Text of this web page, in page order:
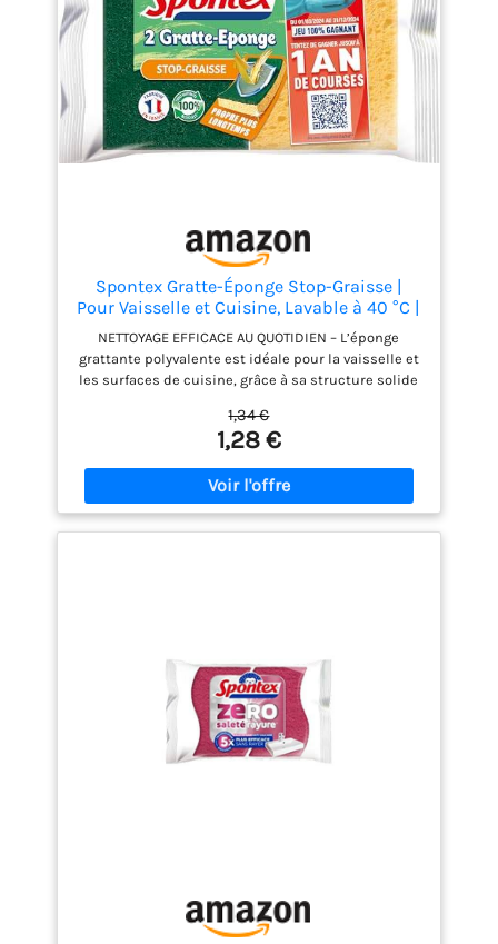
Spontex Gratte-Éponge Stop-Graisse |
Pour Vaisselle et Cuisine, Lavable à 40 °C |
Lot de 2
NETTOYAGE EFFICACE AU QUOTIDIEN – L’éponge
grattante polyvalente est idéale pour la vaisselle et
les surfaces de cuisine, grâce à sa structure solide
sans effort après chaque repas ANTI-GRAISSE
DURABLE – La technologie Stop-Graisse évite
l’accumulation dans les fibres grattantes vertes,
pour une éponge qui reste plus propre et
performante au fil des utilisations ABSORPTION
NATURELLE – La partie éponge composée de coton,
la cuisine ou la buanderie ERGONOMIE OPTIMISÉE –
Le format pratique de 10,5 x 7 x 2 cm offre une prise
en main facile, idéale pour un contrôle précis et un
nettoyage ciblé des ustensiles et des surfaces du
quotidien
1,34 €
1,28 €